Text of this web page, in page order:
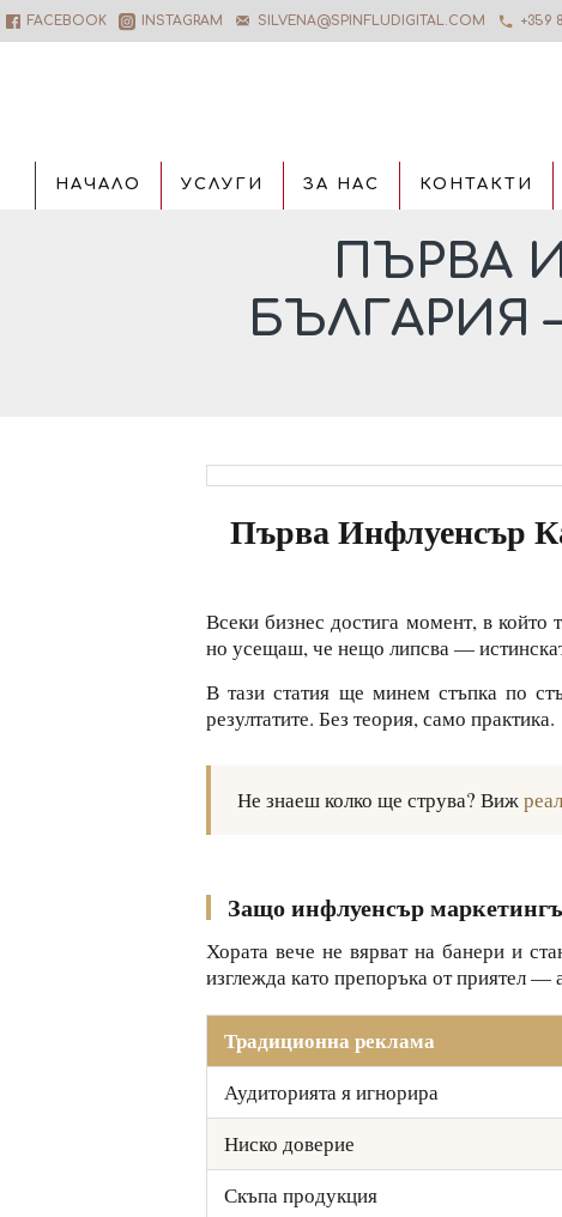
FACEBOOK INSTAGRAM SILVENA@SPINFLUDIGITAL.COM +359
НАЧАЛО УСЛУГИ ЗА НАС КОНТАКТИ
ПЪРВА
БЪЛГАРИЯ
Първа Инфлуенсър
Всеки бизнес достига момент, в
но усещаш, че нещо липсва —
В тази статия ще минем стъпка по
резултатите. Без теория, само практика.
Не знаеш колко ще струва? Виж
Защо инфлуенсър
Хората вече не вярват на банери и
изглежда като препоръка от приятел —
Традиционна реклама
Аудиторията я игнорира
Ниско доверие
Скъпа продукция